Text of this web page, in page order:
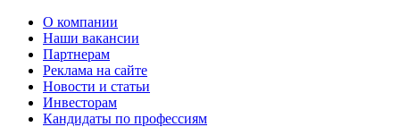
О компании
Наши вакансии
Партнерам
Реклама на сайте
Новости и статьи
Инвесторам
Кандидаты по профессиям